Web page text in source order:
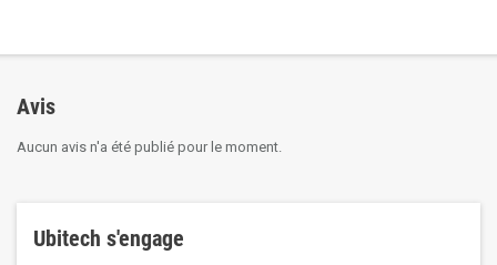
Avis
Aucun avis n'a été publié pour le moment.
Ubitech s'engage